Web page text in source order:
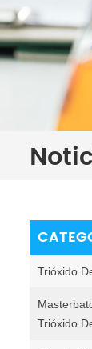
Trióxido
Trióxido